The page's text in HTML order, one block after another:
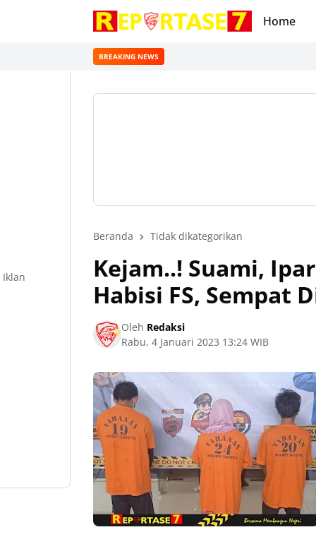
Home
BREAKING NEWS
Beranda Tidak dikategorikan
Kejam..! Suami,
Habisi FS, Sempat
Oleh Redaksi
Rabu, 4 Januari 2023 13:24 WIB
Iklan